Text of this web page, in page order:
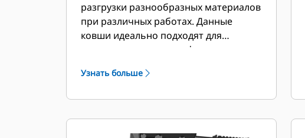
разгрузки разнообразных материалов
при различных работах. Данные
ковши идеально подходят для
строительных, ландшафтных,
строений.
Узнать больше